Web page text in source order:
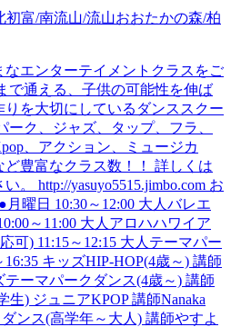
初富/南流山/流山おおたかの森/柏
エンターテイメントクラスをご
で通える、子供の可能性を伸ば
りを大切にしているダンススクー
ーク、ジャズ、タップ、フラ、
、アクション、ミュージカ
豊富なクラス数！！ 詳しくは
。 http://yasuyo5515.jimbo.com お
曜日 10:30～12:00 大人バレエ
～11:00 大人アロハハワイア
可) 11:15～12:15 大人テーマパー
キッズHIP-HOP(4歳～) 講師
テーマパークダンス(4歳～) 講師
生) ジュニアKPOP 講師Nanaka
ンス(高学年～大人) 講師やすよ